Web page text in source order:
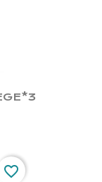
favorite_border